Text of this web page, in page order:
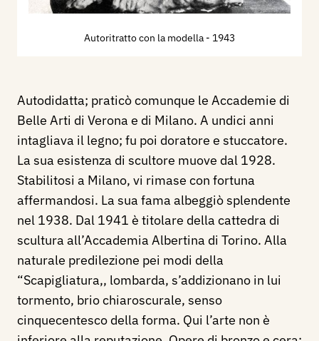
Autoritratto con la modella - 1943
Autodidatta; praticò comunque le Accademie di
Belle Arti di Verona e di Milano. A undici anni
intagliava il legno; fu poi doratore e stuccatore.
La sua esistenza di scultore muove dal 1928.
Stabilitosi a Milano, vi rimase con fortuna
affermandosi. La sua fama albeggiò splendente
nel 1938. Dal 1941 è titolare della cattedra di
scultura all’Accademia Albertina di Torino. Alla
naturale predilezione pei modi della
“Scapigliatura,, lombarda, s’addizionano in lui
tormento, brio chiaroscurale, senso
cinquecentesco della forma. Qui l’arte non è